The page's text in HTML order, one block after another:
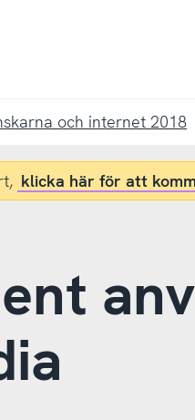
och internet 2018
klicka här för att